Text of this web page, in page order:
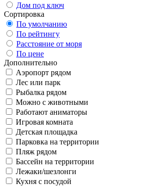
Дом под ключ
Сортировка
По умолчанию
По рейтингу
Расстояние от моря
По цене
Дополнительно
Аэропорт рядом
Лес или парк
Рыбалка рядом
Можно с животными
Работают аниматоры
Игровая комната
Детская площадка
Парковка на территории
Пляж рядом
Бассейн на территории
Лежаки/шезлонги
Кухня с посудой